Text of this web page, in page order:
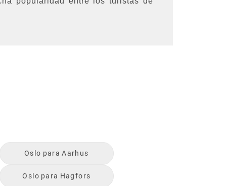
Oslo para Aarhus
Oslo para Hagfors